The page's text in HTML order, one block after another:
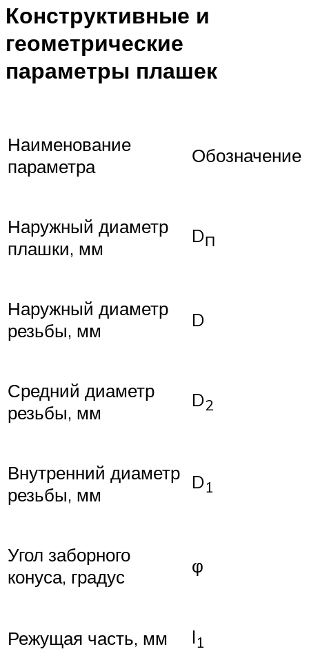
Конструктивные и
геометрические
параметры плашек
Наименование
параметра
Обозначение
Наружный диаметр
плашки, мм
DП
Наружный диаметр
резьбы, мм
D
Средний диаметр
резьбы, мм
D2
Внутренний диаметр
резьбы, мм
D1
Угол заборного
конуса, градус
φ
Режущая часть, мм l1